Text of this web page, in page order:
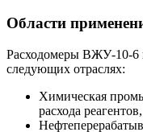
Области
Расходомеры ВЖУ-10-6
следующих отраслях:
Химическая
расхода